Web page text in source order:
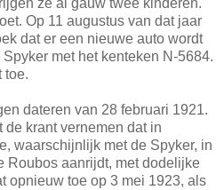
ze al gauw twee kinderen.
Op 11 augustus van dat jaar
dat er een nieuwe auto wordt
met het kenteken N-5684.
toe.
dateren van 28 februari 1921.
krant vernemen dat in
waarschijnlijk met de Spyker, in
Roubos aanrijdt, met dodelijke
opnieuw toe op 3 mei 1923, als